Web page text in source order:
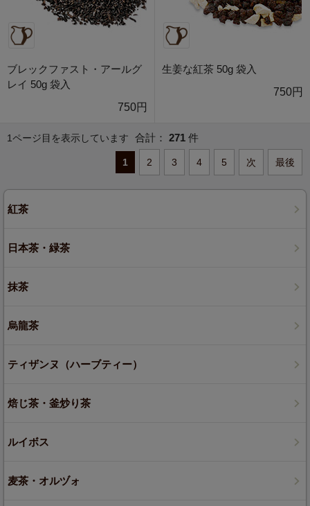
ブレックファスト・アールグ
レイ 50g 袋入
750円
生姜な紅茶 50g 袋入
750円
1ページ目を表示しています 合計： 271 件
1 2 3 4 5 次 最後
紅茶
日本茶・緑茶
抹茶
烏龍茶
ティザンヌ（ハーブティー）
焙じ茶・釜炒り茶
ルイボス
麦茶・オルヅォ